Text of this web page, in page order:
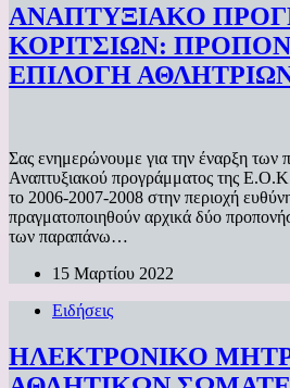
ΑΝΑΠΤΥΞΙΑΚΟ
ΚΟΡΙΤΣΙΩΝ:
ΕΠΙΛΟΓΗ
Σας ενημερώνουμε για την έναρξη των
Αναπτυξιακού προγράμματος της Ε.Ο.Κ.
το 2006-2007-2008 στην περιοχή
πραγματοποιηθούν αρχικά δύο
των παραπάνω…
15 Μαρτίου 2022
Ειδήσεις
ΗΛΕΚΤΡΟΝΙΚΟ